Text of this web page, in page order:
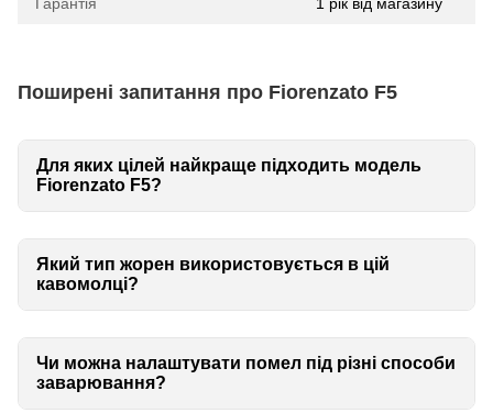
Поширені запитання про Fiorenzato F5
Для яких цілей найкраще підходить модель
Fiorenzato F5?
Який тип жорен використовується в цій
кавомолці?
Чи можна налаштувати помел під різні способи
заварювання?